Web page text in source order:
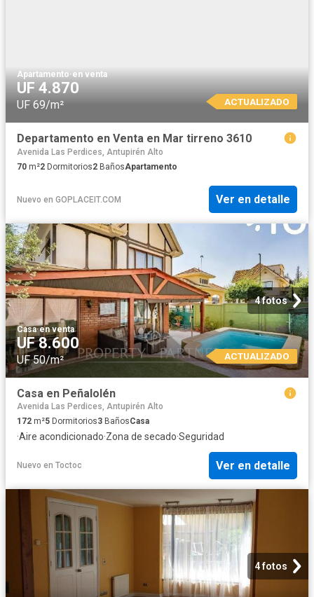
Apartamento·en venta
UF 4.870
UF 69/m² ACTUALIZADO
Departamento en Venta en Mar tirreno 3610
Avenida Las Perdices, Antupirén Alto
70 m²2 Dormitorios2 BañosApartamento
Nuevo en GOPLACEIT.COM Ver en detalle
4 fotos
Casa·en venta
UF 8.600
UF 50/m² ACTUALIZADO
Casa en Peñalolén
Avenida Las Perdices, Antupirén Alto
172 m²5 Dormitorios3 BañosCasa
·Aire acondicionado·Zona de secado·Seguridad
Nuevo en Toctoc Ver en detalle
4 fotos